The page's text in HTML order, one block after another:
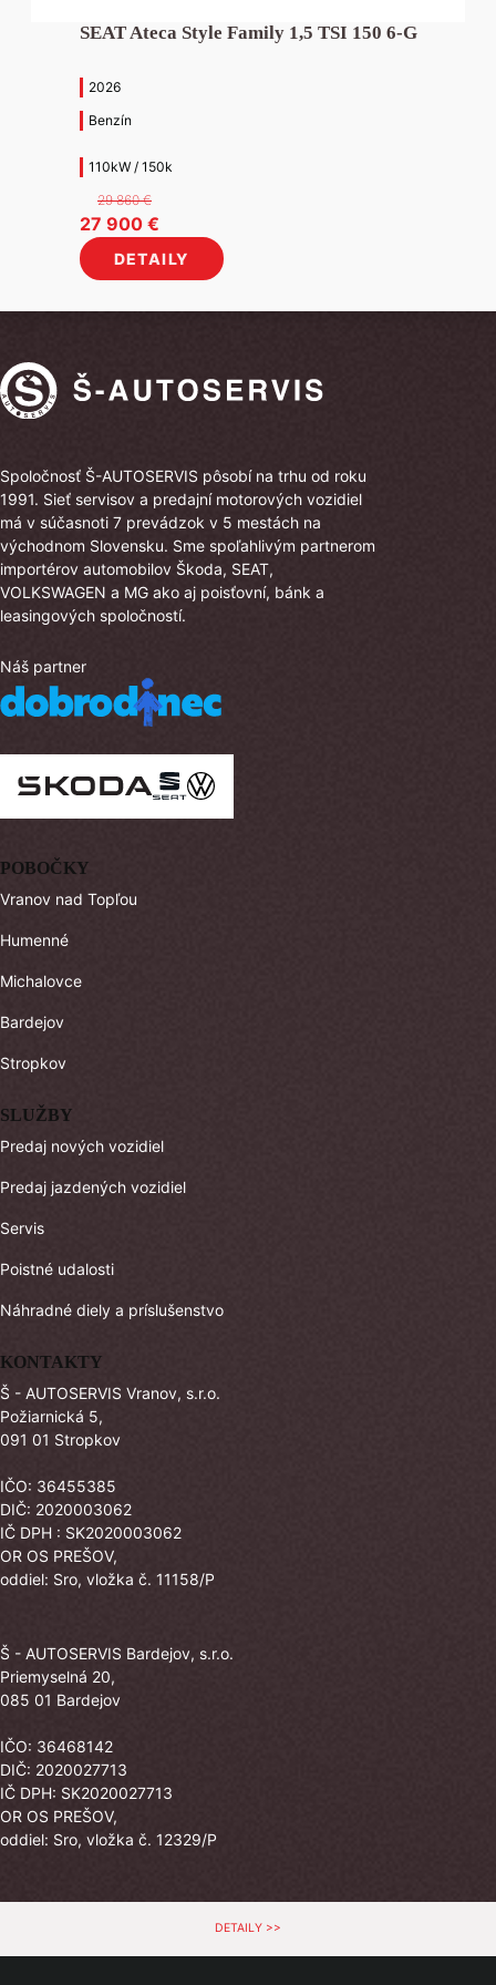
SEAT Ateca Style Family 1,5 TSI 150 6-G
2026
Benzín
110kW / 150k
29 860€
Pôvodná
cena
bola:
27 900 €Aktuálna
cena
je:
DETAILY
Spoločnosť Š-AUTOSERVIS pôsobí na trhu od roku
1991. Sieť servisov a predajní motorových vozidiel
má v súčasnoti 7 prevádzok v 5 mestách na
východnom Slovensku. Sme spoľahlivým partnerom
importérov automobilov Škoda, SEAT,
VOLKSWAGEN a MG ako aj poisťovní, bánk a
leasingových spoločností.
Náš partner
POBOČKY
Vranov nad Topľou
Humenné
Michalovce
Bardejov
Stropkov
SLUŽBY
Predaj nových vozidiel
Predaj jazdených vozidiel
Servis
Poistné udalosti
Náhradné diely a príslušenstvo
KONTAKTY
Š - AUTOSERVIS Vranov, s.r.o.
Požiarnická 5,
091 01 Stropkov
IČO: 36455385
DIČ: 2020003062
IČ DPH : SK2020003062
OR OS PREŠOV,
oddiel: Sro, vložka č. 11158/P
Š - AUTOSERVIS Bardejov, s.r.o.
Priemyselná 20,
085 01 Bardejov
IČO: 36468142
DIČ: 2020027713
IČ DPH: SK2020027713
OR OS PREŠOV,
oddiel: Sro, vložka č. 12329/P
DETAILY >>